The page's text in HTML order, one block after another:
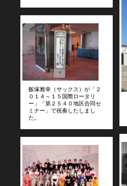
飯塚雅幸（サックス）が「２
０１４～１５国際ロータリ
ー」「第２５４０地区合同セ
ミナー」で祝奏したしまし
た。